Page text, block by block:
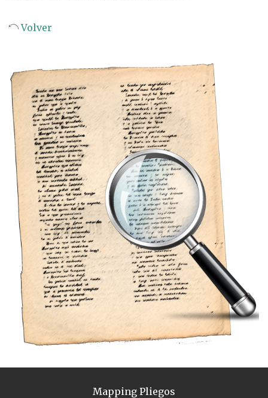
Volver
Mapping Pliegos